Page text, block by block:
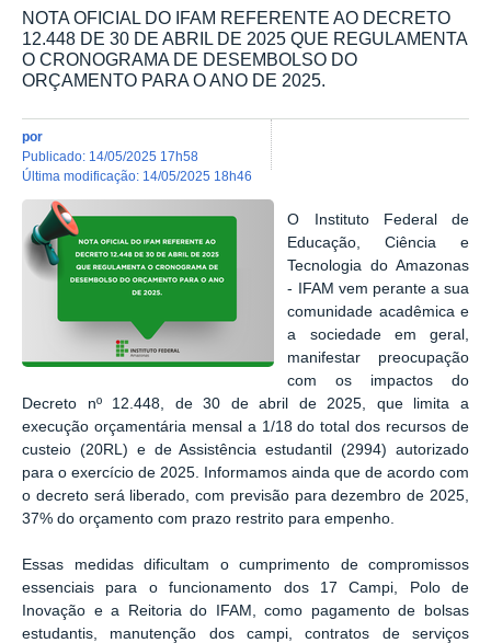
NOTA OFICIAL DO IFAM REFERENTE AO DECRETO
12.448 DE 30 DE ABRIL DE 2025 QUE REGULAMENTA
O CRONOGRAMA DE DESEMBOLSO DO
ORÇAMENTO PARA O ANO DE 2025.
por
publicado: 14/05/2025 17h58
última modificação: 14/05/2025 18h46
O Instituto Federal de
Educação, Ciência e
Tecnologia do Amazonas
- IFAM vem perante a sua
comunidade acadêmica e
a sociedade em geral,
manifestar preocupação
com os impactos do
Decreto nº 12.448, de 30 de abril de 2025, que limita a
execução orçamentária mensal a 1/18 do total dos recursos de
custeio (20RL) e de Assistência estudantil (2994) autorizado
para o exercício de 2025. Informamos ainda que de acordo com
o decreto será liberado, com previsão para dezembro de 2025,
37% do orçamento com prazo restrito para empenho.
Essas medidas dificultam o cumprimento de compromissos
essenciais para o funcionamento dos 17 Campi, Polo de
Inovação e a Reitoria do IFAM, como pagamento de bolsas
estudantis, manutenção dos campi, contratos de serviços